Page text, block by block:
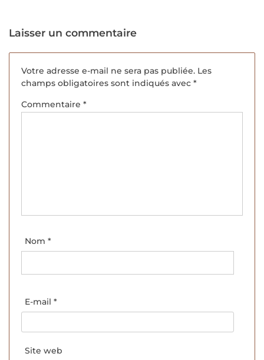
Laisser un commentaire
Votre adresse e-mail ne sera pas publiée. Les
champs obligatoires sont indiqués avec *
Commentaire *
Nom *
E-mail *
Site web